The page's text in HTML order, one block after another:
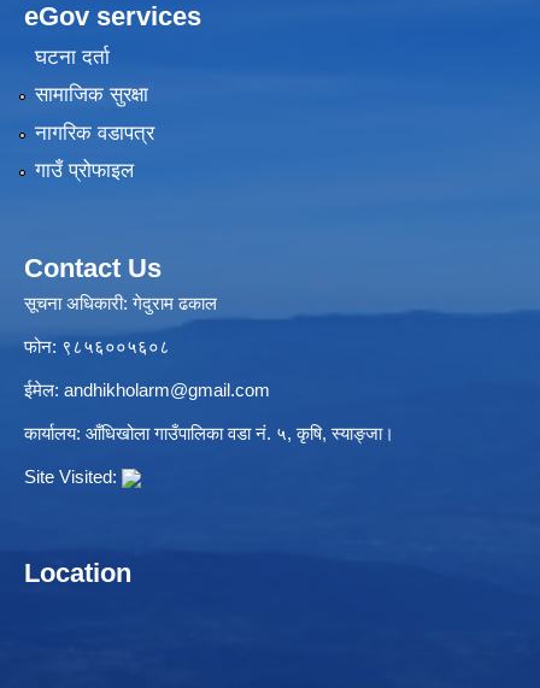
eGov services
घटना दर्ता
सामाजिक सुरक्षा
नागरिक वडापत्र
गाउँ प्रोफाइल
Contact Us
सूचना अधिकारी: गेदुराम ढकाल
फोन: ९८५६००५६०८
ईमेल: andhikholarm@gmail.com
कार्यालय: आँधिखोला गाउँपालिका वडा नं. ५, कृषि, स्याङ्जा।
Site Visited:
Location